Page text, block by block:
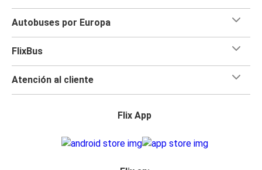
Autobuses por Europa
FlixBus
Atención al cliente
Flix App